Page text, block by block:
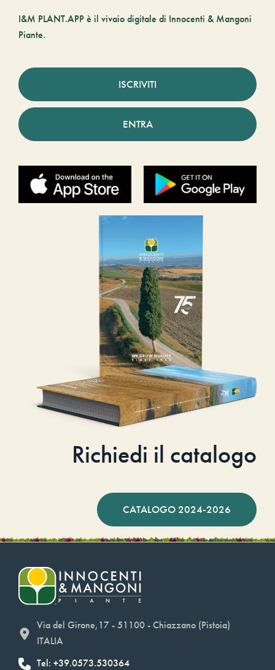
I&M PLANT.APP è il vivaio digitale di Innocenti & Mangoni
Piante.
ISCRIVITI
ENTRA
Richiedi il catalogo
CATALOGO 2024-2026
Via del Girone,17 - 51100 - Chiazzano (Pistoia)
ITALIA
Tel: +39.0573.530364